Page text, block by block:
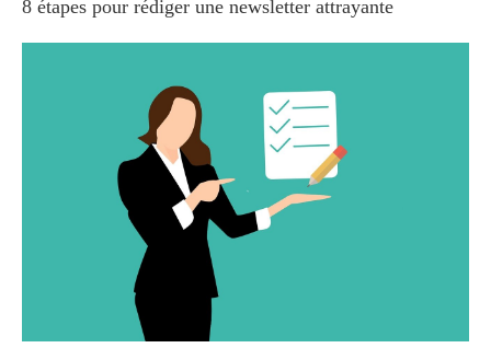
8 étapes pour rédiger une newsletter attrayante